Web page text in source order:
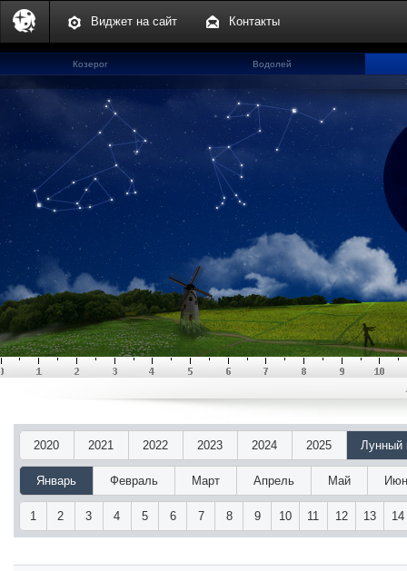
Виджет на сайт Контакты
Козерог
Водолей
2020 2021 2022 2023 2024 2025 Лунный
Январь Февраль Март Апрель Май
1 2 3 4 5 6 7 8 9 10 11 12 13 14